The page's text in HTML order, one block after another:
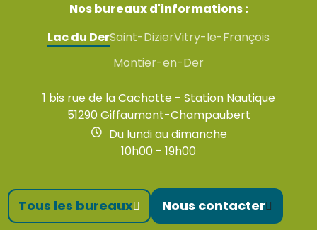
Nos bureaux d'informations :
Lac du DerSaint-DizierVitry-le-François
Montier-en-Der
1 bis rue de la Cachotte - Station Nautique
51290 Giffaumont-Champaubert
Du lundi au dimanche
10h00 - 19h00
Tous les bureaux Nous contacter